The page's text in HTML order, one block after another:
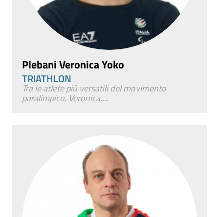
Plebani Veronica Yoko
TRIATHLON
Tra le atlete più versatili del movimento
paralimpico, Veronica,...